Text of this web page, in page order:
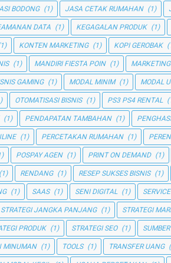
BODONG (1) JASA CETAK RUMAHAN (1)
DATA (1) KEGAGALAN PRODUK (1)
KONTEN MARKETING (1) KOPI GEROBAK
(1) MANDIRI FIESTA POIN (1)
GAMING (1) MODAL MINIM (1) MODAL
OTOMATISASI BISNIS (1) PS3 PS4 RENTAL
(1) PENDAPATAN TAMBAHAN (1)
(1) PERCETAKAN RUMAHAN (1)
POSPAY AGEN (1) PRINT ON DEMAND (1)
(1) RENDANG (1) RESEP SUKSES BISNIS (1)
(1) SAAS (1) SENI DIGITAL (1)
STRATEGI JANGKA PANJANG (1) STRATEGI
PRODUK (1) STRATEGI SEO (1)
MINUMAN (1) TOOLS (1) TRANSFER UANG